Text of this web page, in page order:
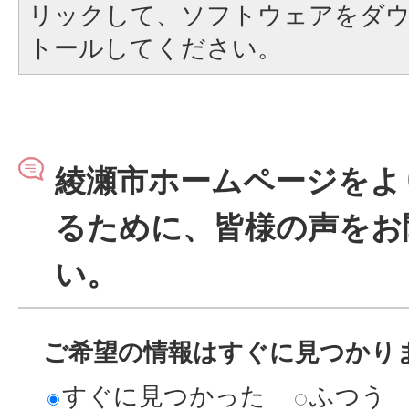
リックして、ソフトウェアをダ
トールしてください。
綾瀬市ホームページを
るために、皆様の声を
い。
ご希望の情報はすぐに見つかり
すぐに見つかった
ふつう